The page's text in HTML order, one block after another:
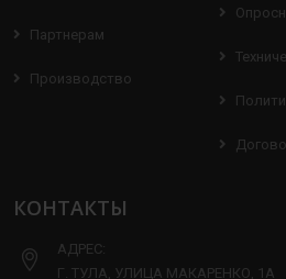
Партнерам
Производство
КОНТАКТЫ
АДРЕС:
Г. ТУЛА, УЛИЦА МАКАРЕНКО, 1А